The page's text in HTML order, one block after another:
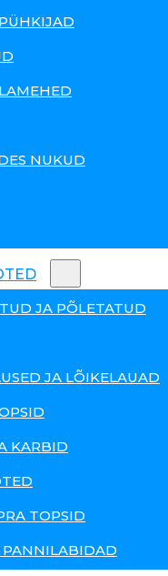
NUKUD
JA PÕLETATUD
JA LÕIKELAUAD
KARBID
TOPSID